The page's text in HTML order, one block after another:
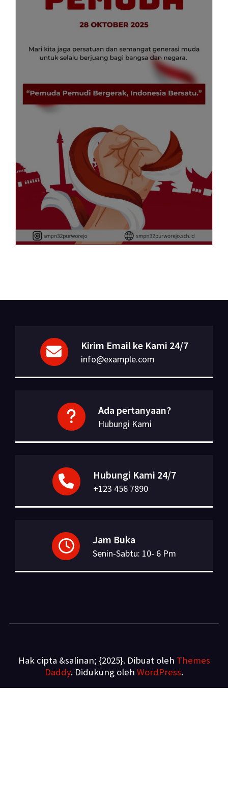
Kirim Email ke Kami 24/7
info@example.com
Ada pertanyaan?
Hubungi Kami
Hubungi Kami 24/7
+123 456 7890
Jam Buka
Senin-Sabtu: 10- 6 Pm
Hak cipta &salinan; {2025}. Dibuat oleh Themes
Daddy. Didukung oleh WordPress.